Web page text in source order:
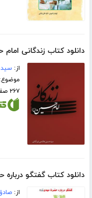
دانلود کتاب زندگانی
از:سید
۲۶۷ صفحه
دانلود کتاب گفتگو
از: